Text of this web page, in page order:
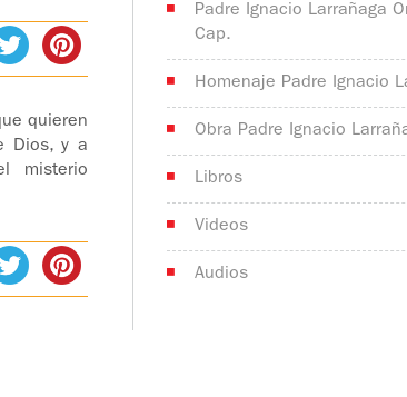
quieren
Dios, y a
misterio
Padre Ignacio Larrañaga
Cap.
Homenaje Padre Ignacio
Obra Padre Ignacio
Libros
Videos
Audios